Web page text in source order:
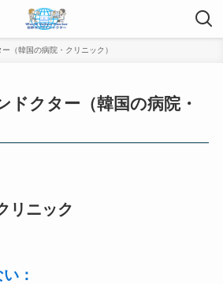
（韓国の病院・クリニック）
ドクター（韓国の病院・
リニック
：